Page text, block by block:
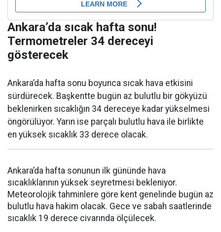
Ankara’da sıcak hafta sonu!
Termometreler 34 dereceyi
gösterecek
Ankara’da hafta sonu boyunca sıcak hava etkisini
sürdürecek. Başkentte bugün az bulutlu bir gökyüzü
beklenirken sıcaklığın 34 dereceye kadar yükselmesi
öngörülüyor. Yarın ise parçalı bulutlu hava ile birlikte
en yüksek sıcaklık 33 derece olacak.
Ankara’da hafta sonunun ilk gününde hava
sıcaklıklarının yüksek seyretmesi bekleniyor.
Meteorolojik tahminlere göre kent genelinde bugün az
bulutlu hava hakim olacak. Gece ve sabah saatlerinde
sıcaklık 19 derece civarında ölçülecek.